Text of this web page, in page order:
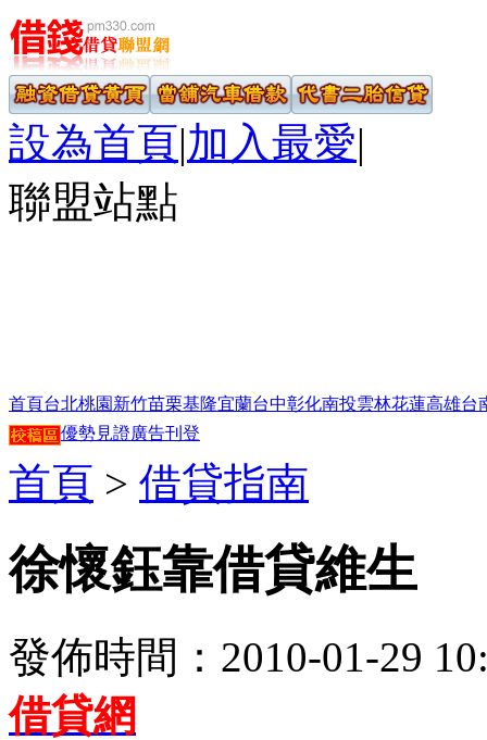
設為首頁|加入最愛|
聯盟站點
首頁台北桃園 新竹苗栗基隆宜蘭台中彰化南投雲林花蓮高雄台
優勢見證廣告刊登
首頁 > 借貸指南
徐懷鈺靠借貸維生
發佈時間：2010-01-29
借貸網